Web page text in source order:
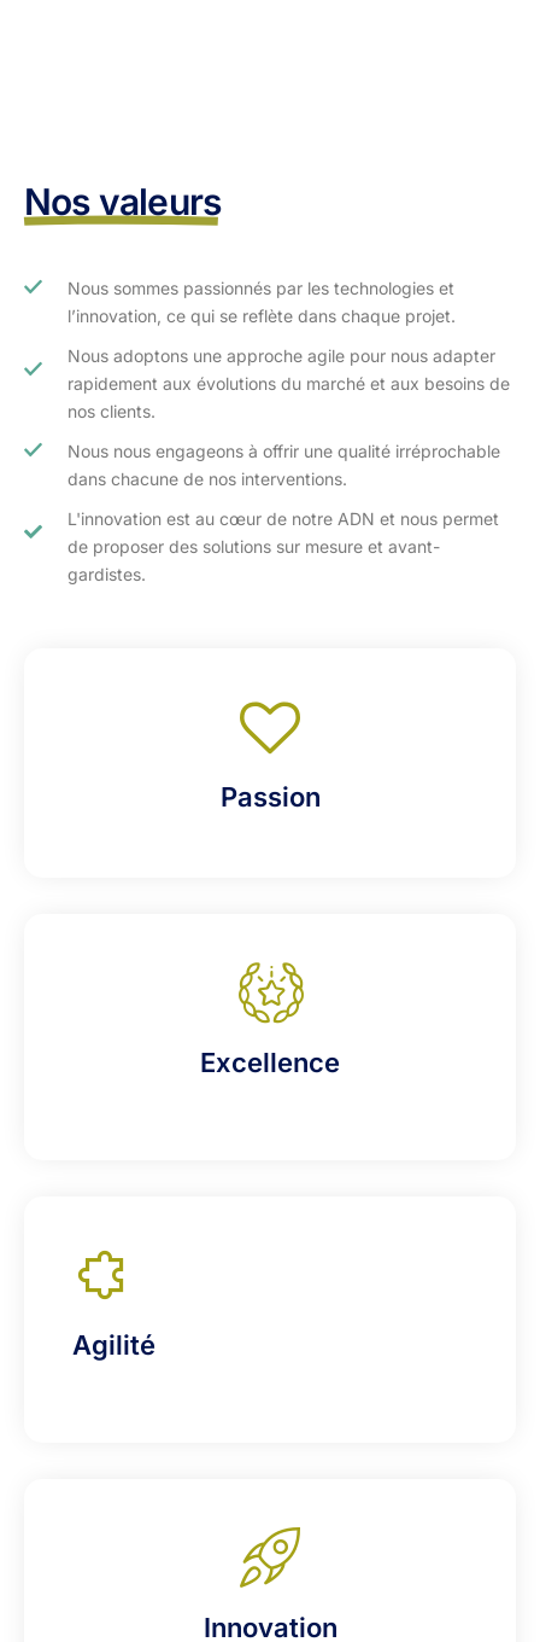
Nos valeurs
Nous sommes passionnés par les technologies et
l’innovation, ce qui se reflète dans chaque projet.
Nous adoptons une approche agile pour nous adapter
rapidement aux évolutions du marché et aux besoins de
nos clients.​
Nous nous engageons à offrir une qualité irréprochable
dans chacune de nos interventions.
L'innovation est au cœur de notre ADN et nous permet
de proposer des solutions sur mesure et avant-
gardistes.
Passion
Excellence
Agilité
Innovation